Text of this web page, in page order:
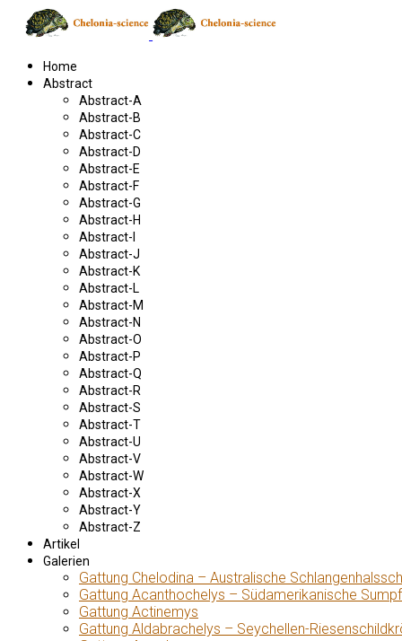
Home
Abstract
Abstract-A
Abstract-B
Abstract-C
Abstract-D
Abstract-E
Abstract-F
Abstract-G
Abstract-H
Abstract-I
Abstract-J
Abstract-K
Abstract-L
Abstract-M
Abstract-N
Abstract-O
Abstract-P
Abstract-Q
Abstract-R
Abstract-S
Abstract-T
Abstract-U
Abstract-V
Abstract-W
Abstract-X
Abstract-Y
Abstract-Z
Artikel
Galerien
Gattung Chelodina – Australische
Gattung Acanthochelys – Südamerikanische
Gattung Actinemys
Gattung Aldabrachelys – Seychellen-